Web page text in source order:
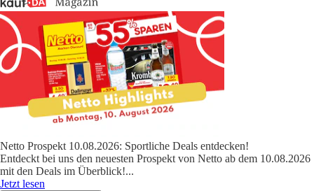
Netto Prospekt 10.08.2026: Sportliche Deals entdecken!
Entdeckt bei uns den neuesten Prospekt von Netto ab dem 10.08.2026
mit den Deals im Überblick!...
Jetzt lesen